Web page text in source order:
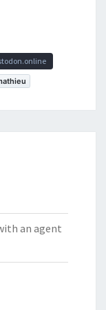
an agent